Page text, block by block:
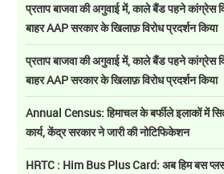
प्रताप बाजवा की अगुवाई में, काले बैंड पहने कांग्रेस
बाहर AAP सरकार के खिलाफ़ विरोध प्रदर्शन किया
प्रताप बाजवा की अगुवाई में, काले बैंड पहने कांग्रेस
बाहर AAP सरकार के खिलाफ़ विरोध प्रदर्शन किया
Annual Census: हिमाचल के बर्फीले इलाकों में
कार्य, केंद्र सरकार ने जारी की नोटिफिकेशन
HRTC : Him Bus Plus Card: अब हिम बस प्लस